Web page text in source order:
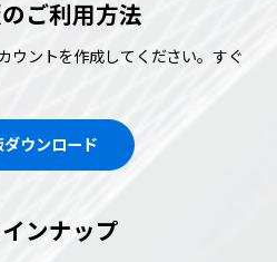
ご利用方法
ウントを作成してください。すぐ
ダウンロード
ンナップ